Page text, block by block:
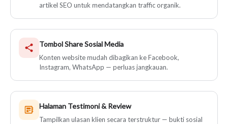
artikel SEO untuk mendatangkan traffic organik.
Tombol Share Sosial Media
Konten website mudah dibagikan ke Facebook,
Instagram, WhatsApp — perluas jangkauan.
Halaman Testimoni & Review
Tampilkan ulasan klien secara terstruktur — bukti sosial